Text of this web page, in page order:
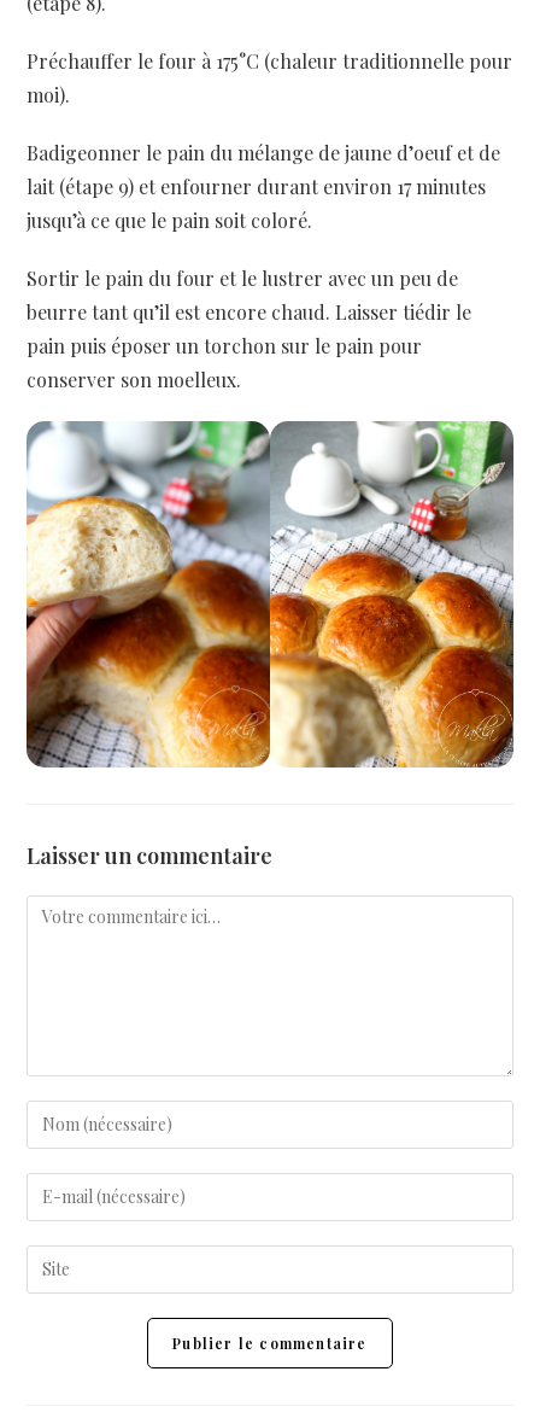
Préchauffer le four à 175°C (chaleur traditionnelle pour
moi).
Badigeonner le pain du mélange de jaune d’oeuf et de
lait (étape 9) et enfourner durant environ 17 minutes
jusqu’à ce que le pain soit coloré.
Sortir le pain du four et le lustrer avec un peu de
beurre tant qu’il est encore chaud. Laisser tiédir le
pain puis époser un torchon sur le pain pour
conserver son moelleux.
Laisser un commentaire